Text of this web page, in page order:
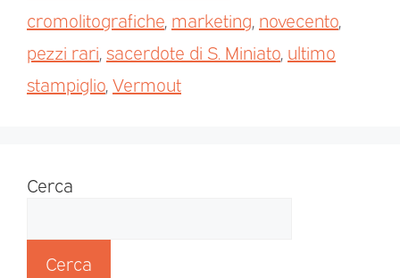
cromolitografiche marketing novecento
pezzi rari sacerdote di S. Miniato ultimo
stampiglio Vermout
Cerca
Cerca